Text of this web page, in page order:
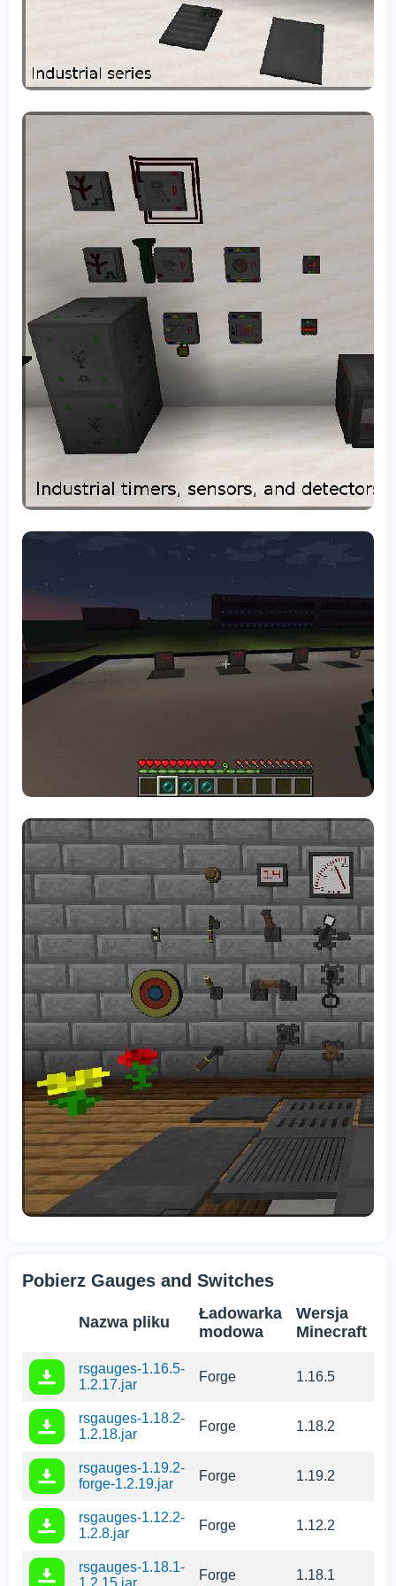
Pobierz Gauges and Switches
Nazwa pliku
Ładowarka
modowa
Wersja
Minecraft
rsgauges-1.16.5-
1.2.17.jar
Forge 1.16.5
rsgauges-1.18.2-
1.2.18.jar
Forge 1.18.2
rsgauges-1.19.2-
forge-1.2.19.jar
Forge 1.19.2
rsgauges-1.12.2-
1.2.8.jar
Forge 1.12.2
rsgauges-1.18.1-
Forge 1.18.1